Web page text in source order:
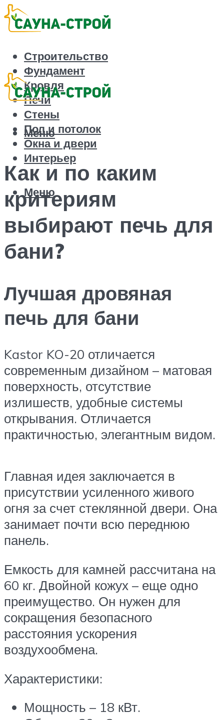
Строительство
Фундамент
Кровля
Печи
Стены
Пол и потолок
Окна и двери
Интерьер
Меню
Меню
Как и по каким
критериям
выбирают печь для
бани?
Лучшая дровяная
печь для бани
Kastor KO-20 отличается
современным дизайном – матовая
поверхность, отсутствие
излишеств, удобные системы
открывания. Отличается
практичностью, элегантным видом.
Главная идея заключается в
присутствии усиленного живого
огня за счет стеклянной двери. Она
занимает почти всю переднюю
панель.
Емкость для камней рассчитана на
60 кг. Двойной кожух – еще одно
преимущество. Он нужен для
сокращения безопасного
расстояния ускорения
воздухообмена.
Характеристики:
Мощность – 18 кВт.